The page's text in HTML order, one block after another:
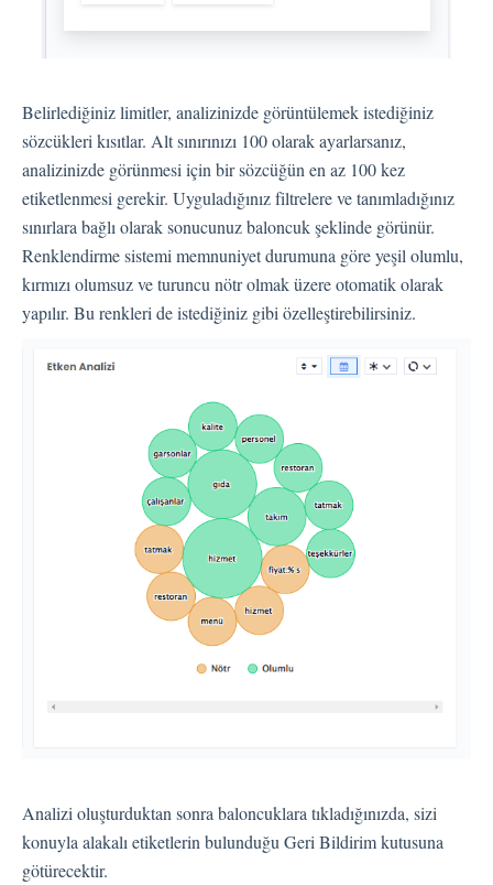
SMS Kanalı
Web Widget Kanalı
E-Posta Kanalı
Push Notifikasyon Kanalı
CATI
İş Akışları
Kullanıcı Bildirim Ayarları (E-posta, Masaüstü, Mobil)
Otomasyon
Belirlediğiniz limitler, analizinizde görüntülemek istediğiniz
sözcükleri kısıtlar. Alt sınırınızı 100 olarak ayarlarsanız,
analizinizde görünmesi için bir sözcüğün en az 100 kez
etiketlenmesi gerekir. Uyguladığınız filtrelere ve tanımladığınız
sınırlara bağlı olarak sonucunuz baloncuk şeklinde görünür.
Renklendirme sistemi memnuniyet durumuna göre yeşil olumlu,
kırmızı olumsuz ve turuncu nötr olmak üzere otomatik olarak
yapılır. Bu renkleri de istediğiniz gibi özelleştirebilirsiniz.
Analizi oluşturduktan sonra baloncuklara tıkladığınızda, sizi
konuyla alakalı etiketlerin bulunduğu Geri Bildirim kutusuna
götürecektir.